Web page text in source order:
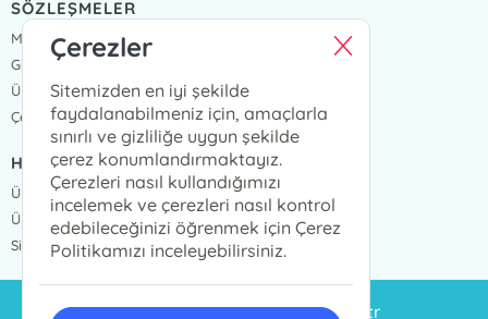
SÖZLEŞMELER
Mesafeli Satış Sözleşmesi
Gizlilik Sözleşmesi
Üyelik Sözleşmesi
Çerez Politikası
HIZLI ERİŞİM
Üye Ol
Üye Giriş
Sipariş Takip
siparis@eminyayinlari.com.tr
Çerezler
Sitemizden en iyi şekilde
faydalanabilmeniz için, amaçlarla
sınırlı ve gizliliğe uygun şekilde
çerez konumlandırmaktayız.
Çerezleri nasıl kullandığımızı
incelemek ve çerezleri nasıl kontrol
edebileceğinizi öğrenmek için Çerez
Politikamızı inceleyebilirsiniz.